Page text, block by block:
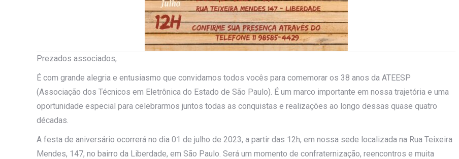
Prezados associados,
É com grande alegria e entusiasmo que convidamos todos vocês para comemorar os 38 anos da ATEESP
(Associação dos Técnicos em Eletrônica do Estado de São Paulo). É um marco importante em nossa trajetória e uma
oportunidade especial para celebrarmos juntos todas as conquistas e realizações ao longo dessas quase quatro
décadas.
A festa de aniversário ocorrerá no dia 01 de julho de 2023, a partir das 12h, em nossa sede localizada na Rua Teixeira
Mendes, 147, no bairro da Liberdade, em São Paulo. Será um momento de confraternização, reencontros e muita